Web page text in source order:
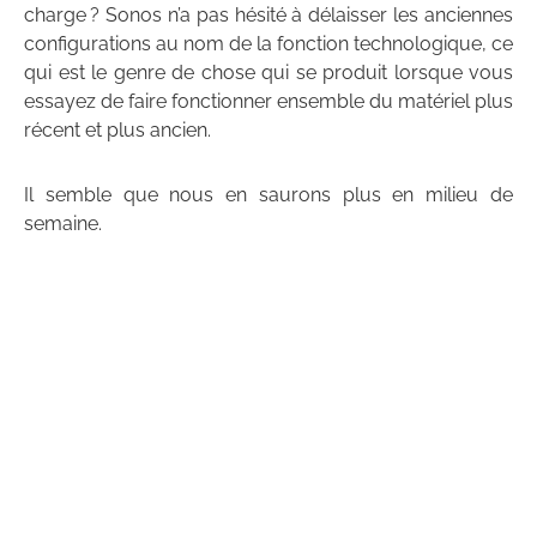
charge ? Sonos n’a pas hésité à délaisser les anciennes
configurations au nom de la fonction technologique, ce
qui est le genre de chose qui se produit lorsque vous
essayez de faire fonctionner ensemble du matériel plus
récent et plus ancien.
Il semble que nous en saurons plus en milieu de
semaine.